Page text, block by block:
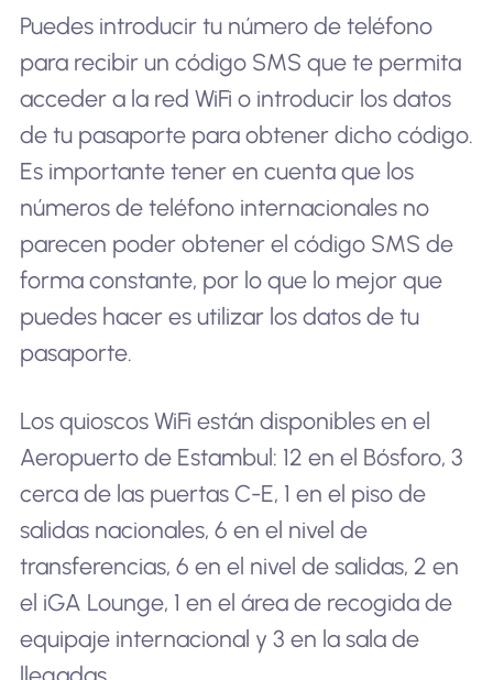
Puedes introducir tu número de teléfono
para recibir un código SMS que te permita
acceder a la red WiFi o introducir los datos
de tu pasaporte para obtener dicho código.
Es importante tener en cuenta que los
números de teléfono internacionales no
parecen poder obtener el código SMS de
forma constante, por lo que lo mejor que
puedes hacer es utilizar los datos de tu
pasaporte.
Los quioscos WiFi están disponibles en el
Aeropuerto de Estambul: 12 en el Bósforo, 3
cerca de las puertas C-E, 1 en el piso de
salidas nacionales, 6 en el nivel de
transferencias, 6 en el nivel de salidas, 2 en
el iGA Lounge, 1 en el área de recogida de
equipaje internacional y 3 en la sala de